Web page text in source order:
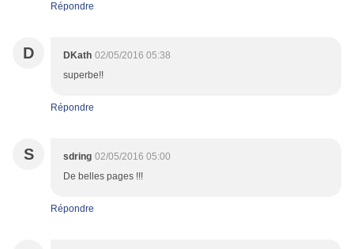
Répondre
D DKath 02/05/2016 05:38
superbe!!
Répondre
S sdring 02/05/2016 05:00
De belles pages !!!
Répondre